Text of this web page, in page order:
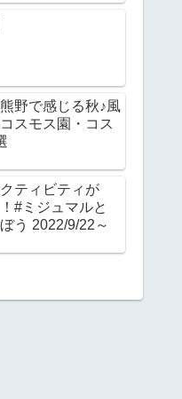
熊野で感じる秋♪風
スモス園・コス
ティビティが
#ミジュマルと
う 2022/9/22～